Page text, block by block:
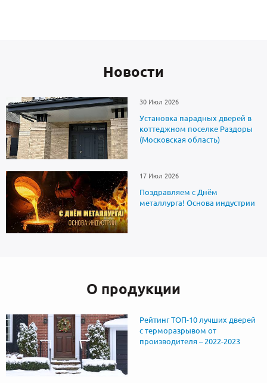
Новоcти
30 Июл 2026
Установка парадных дверей в
коттеджном поселке Раздоры
(Московская область)
17 Июл 2026
Поздравляем с Днём
металлурга! Основа индустрии
О продукции
Рейтинг ТОП-10 лучших дверей
с терморазрывом от
производителя – 2022-2023